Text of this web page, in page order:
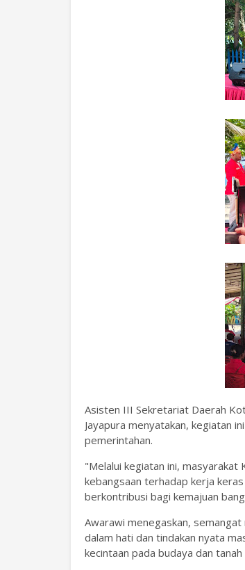
Asisten III Sekretariat Daerah
Jayapura menyatakan, kegiatan
pemerintahan.
"Melalui kegiatan ini, masyarakat
kebangsaan terhadap kerja
berkontribusi bagi kemajuan
Awarawi menegaskan,
dalam hati dan tindakan nyata
kecintaan pada budaya dan tanah